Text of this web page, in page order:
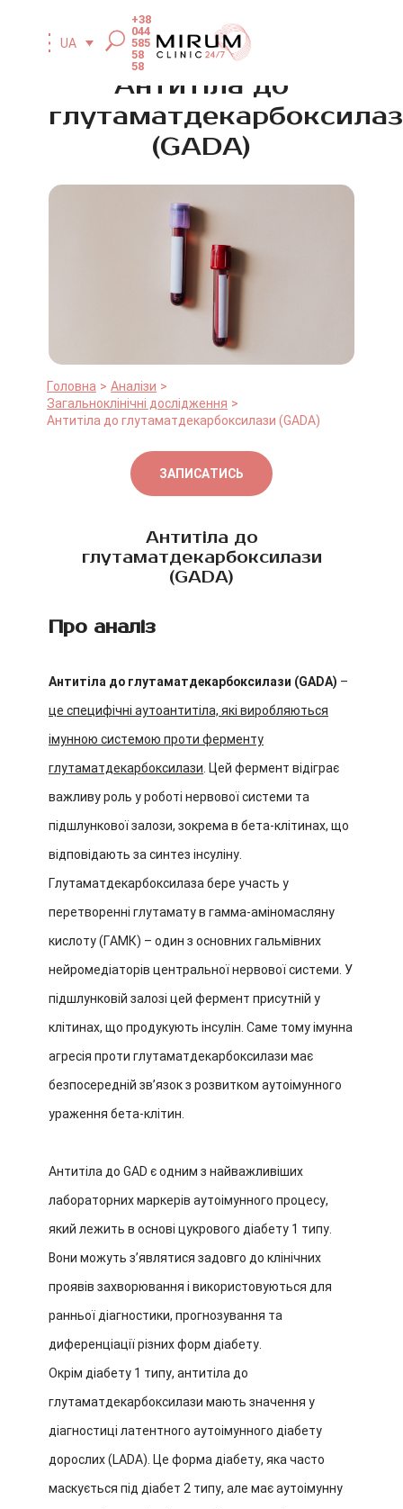
UA
+38
044
585
58
58
Антитіла до
(GADА)
Головна
Аналізи
Загальноклінічні дослідження
Антитіла до глутаматдекарбоксилази (GADА)
ЗАПИСАТИСЬ
Антитіла до
глутаматдекарбоксилази
(GADА)
Про аналіз
Антитіла до глутаматдекарбоксилази (GADА) –
це специфічні аутоантитіла, які виробляються
імунною системою проти ферменту
глутаматдекарбоксилази . Цей фермент відіграє
важливу роль у роботі нервової системи та
підшлункової залози, зокрема в бета-клітинах, що
відповідають за синтез інсуліну.
Глутаматдекарбоксилаза бере участь у
перетворенні глутамату в гамма-аміномасляну
кислоту (ГАМК) – один з основних гальмівних
нейромедіаторів центральної нервової системи. У
підшлунковій залозі цей фермент присутній у
клітинах, що продукують інсулін. Саме тому імунна
агресія проти глутаматдекарбоксилази має
безпосередній зв’язок з розвитком аутоімунного
ураження бета-клітин.
Антитіла до GAD є одним з найважливіших
лабораторних маркерів аутоімунного процесу,
який лежить в основі цукрового діабету 1 типу.
Вони можуть з’являтися задовго до клінічних
проявів захворювання і використовуються для
ранньої діагностики, прогнозування та
диференціації різних форм діабету.
Окрім діабету 1 типу, антитіла до
глутаматдекарбоксилази мають значення у
діагностиці латентного аутоімунного діабету
дорослих (LADA). Це форма діабету, яка часто
маскується під діабет 2 типу, але має аутоімунну